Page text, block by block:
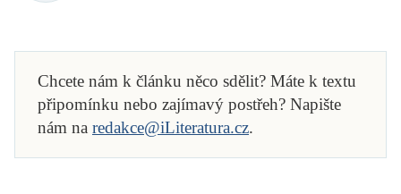
Chcete nám k článku něco sdělit? Máte k textu
připomínku nebo zajímavý postřeh? Napište
nám na redakce@iLiteratura.cz.